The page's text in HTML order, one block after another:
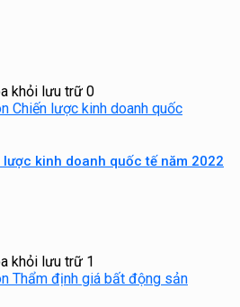
khỏi lưu trữ 0
kinh doanh quốc tế năm 2022
khỏi lưu trữ 1